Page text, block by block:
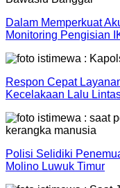
Dalam Memperkuat
Monitoring Pengisian
Respon Cepat
Kecelakaan Lalu
Polisi Selidiki
Molino Luwuk Timur